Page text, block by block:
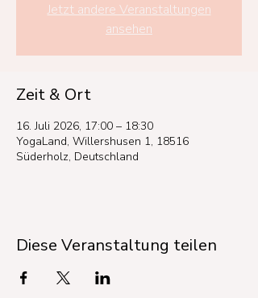
Jetzt andere Veranstaltungen
ansehen
Zeit & Ort
16. Juli 2026, 17:00 – 18:30
YogaLand, Willershusen 1, 18516
Süderholz, Deutschland
Diese Veranstaltung teilen